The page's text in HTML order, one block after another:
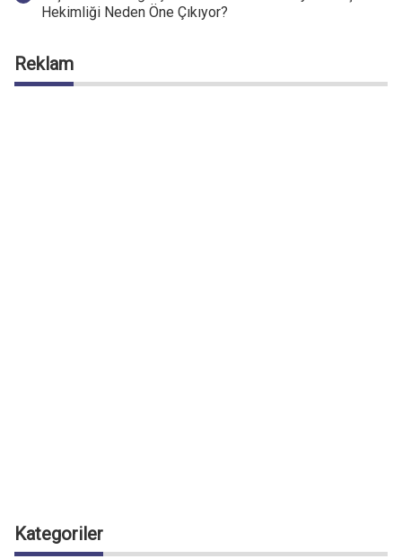
Hekimliği Neden Öne Çıkıyor?
Reklam
Kategoriler